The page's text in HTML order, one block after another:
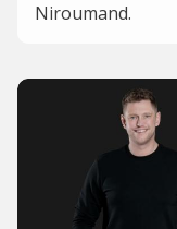
Niroumand.